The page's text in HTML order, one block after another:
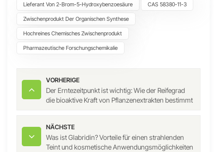
Lieferant Von 2-Brom-5-Hydroxybenzoesäure CAS 58380-11-3
Zwischenprodukt Der Organischen Synthese
Hochreines Chemisches Zwischenprodukt
Pharmazeutische Forschungschemikalie
VORHERIGE
Der Erntezeitpunkt ist wichtig: Wie der Reifegrad
die bioaktive Kraft von Pflanzenextrakten bestimmt
NÄCHSTE
Was ist Glabridin? Vorteile für einen strahlenden
Teint und kosmetische Anwendungsmöglichkeiten